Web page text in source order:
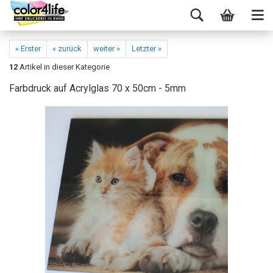
« Erster « zurück weiter »
Letzter »
12 Artikel in dieser Kategorie
Farbdruck auf Acrylglas 70 x 50cm - 5mm